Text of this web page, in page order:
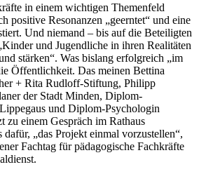
in einem wichtigen Themenfeld
positive Resonanzen „geerntet“ und eine
Und niemand – bis auf die Beteiligten
und Jugendliche in ihren Realitäten
stärken“. Was bislang erfolgreich „im
Öffentlichkeit. Das meinen Bettina
+ Rita Rudloff-Stiftung, Philipp
der Stadt Minden, Diplom-
und Diplom-Psychologin
zu einem Gespräch im Rathaus
dafür, „das Projekt einmal vorzustellen“,
Fachtag für pädagogische Fachkräfte